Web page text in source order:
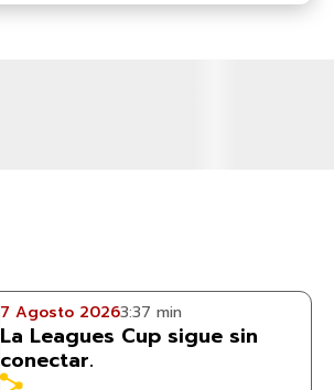
7 Agosto 20263:37 min
La Leagues Cup sigue sin
conectar.